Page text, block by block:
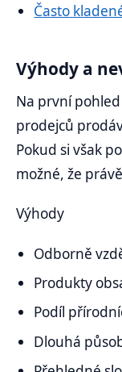
Často
Výhody a
Na první
prodejců
Pokud si však
možné, že
Výhody
Odborně
Produkty
Podíl
Dlouhá